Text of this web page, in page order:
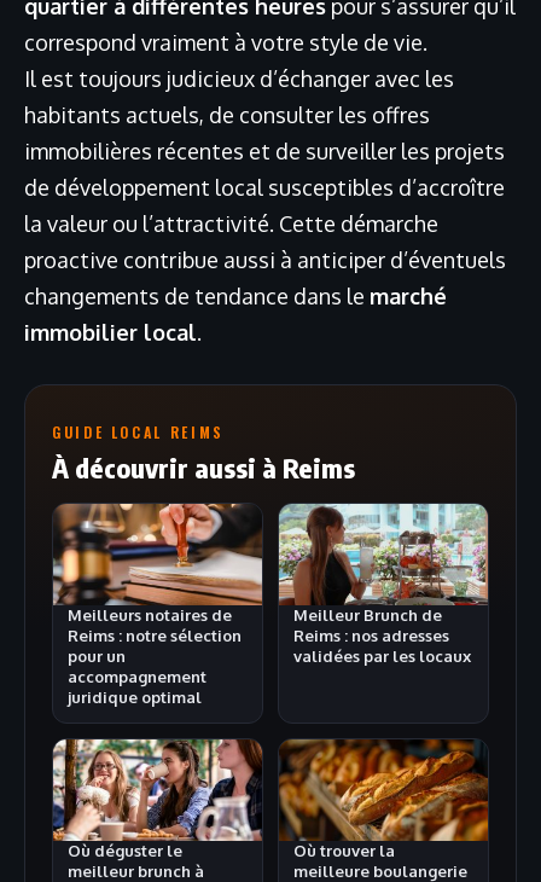
quartier à différentes heures pour s’assurer qu’il
correspond vraiment à votre style de vie.
Il est toujours judicieux d’échanger avec les
habitants actuels, de consulter les offres
immobilières récentes et de surveiller les projets
de développement local susceptibles d’accroître
la valeur ou l’attractivité. Cette démarche
proactive contribue aussi à anticiper d’éventuels
changements de tendance dans le marché
immobilier local.
GUIDE LOCAL REIMS
À découvrir aussi à Reims
Meilleurs notaires de
Reims : notre sélection
pour un
accompagnement
juridique optimal
Meilleur Brunch de
Reims : nos adresses
validées par les locaux
Où déguster le
meilleur brunch à
Où trouver la
meilleure boulangerie